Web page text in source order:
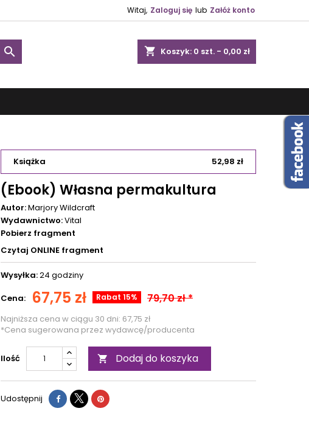
Witaj, Zaloguj się lub Załóż konto
shopping_cart Koszyk: 0 szt. - 0,00 zł

Książka 52,98 zł
(Ebook) Własna permakultura
Autor:Marjory Wildcraft
Wydawnictwo:Vital
Pobierz fragment
Czytaj ONLINE fragment
Wysyłka:24 godziny
Cena:
67,75 zł Rabat 15% 79,70 zł *
Najniższa cena w ciągu 30 dni: 67,75 zł
*Cena sugerowana przez wydawcę/producenta
Ilość  Dodaj do koszyka
Udostępnij